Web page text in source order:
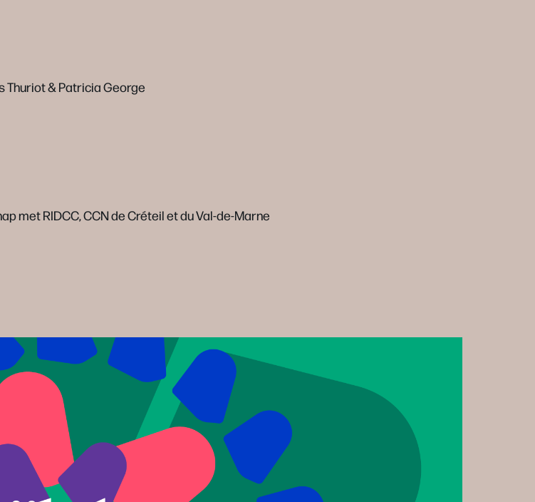
Thuriot & Patricia George
met RIDCC, CCN de Créteil et du Val-de-Marne